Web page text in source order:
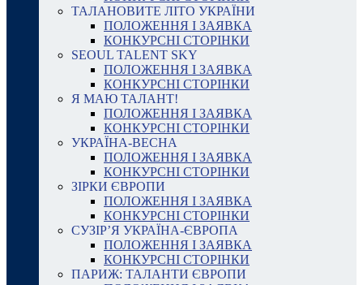
ТАЛАНОВИТЕ ЛІТО УКРАЇНИ
ПОЛОЖЕННЯ І ЗАЯВКА
КОНКУРСНІ СТОРІНКИ
SEOUL TALENT SKY
ПОЛОЖЕННЯ І ЗАЯВКА
КОНКУРСНІ СТОРІНКИ
Я МАЮ ТАЛАНТ!
ПОЛОЖЕННЯ І ЗАЯВКА
КОНКУРСНІ СТОРІНКИ
УКРАЇНА-ВЕСНА
ПОЛОЖЕННЯ І ЗАЯВКА
КОНКУРСНІ СТОРІНКИ
ЗІРКИ ЄВРОПИ
ПОЛОЖЕННЯ І ЗАЯВКА
КОНКУРСНІ СТОРІНКИ
СУЗІР’Я УКРАЇНА-ЄВРОПА
ПОЛОЖЕННЯ І ЗАЯВКА
КОНКУРСНІ СТОРІНКИ
ПАРИЖ: ТАЛАНТИ ЄВРОПИ